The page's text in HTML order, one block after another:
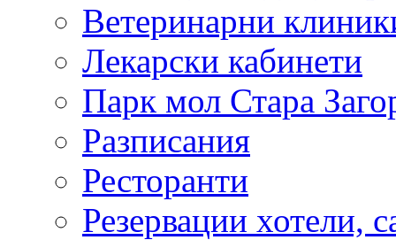
Ветеринарни
Лекарски кабинети
Парк мол Стара
Разписания
Ресторанти
Резервации хотели,